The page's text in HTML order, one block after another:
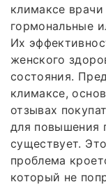
климаксе
гормональные
Их
женского
состояния.
климаксе,
отзывах
для повышения
существует.
проблема
который не